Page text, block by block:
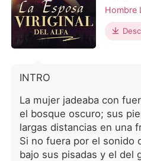
Salir
nuevo,
sus
decir
apenas se
esposa.
desde
también
Hombre
INTRO
La mujer jadeaba con
el bosque oscuro; sus
largas distancias en una
Si no fuera por el sonido
bajo sus pisadas y el del